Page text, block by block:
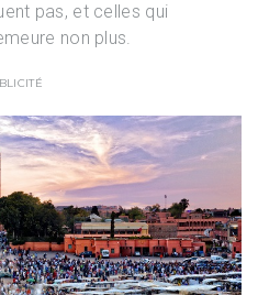
pas, et celles qui
non plus.